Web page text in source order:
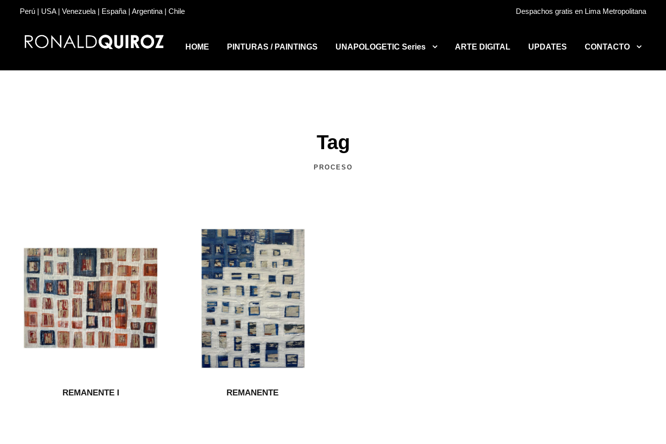
Perú | USA | Venezuela | España | Argentina | Chile Despachos gratis en Lima Metropolitana
HOME PINTURAS / PAINTINGS UNAPOLOGETIC Series ARTE DIGITAL UPDATES CONTACTO
Tag
PROCESO
REMANENTE I REMANENTE